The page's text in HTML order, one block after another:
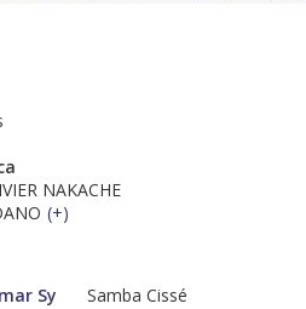
NAKACHE
(+)
Sy
Samba Cissé